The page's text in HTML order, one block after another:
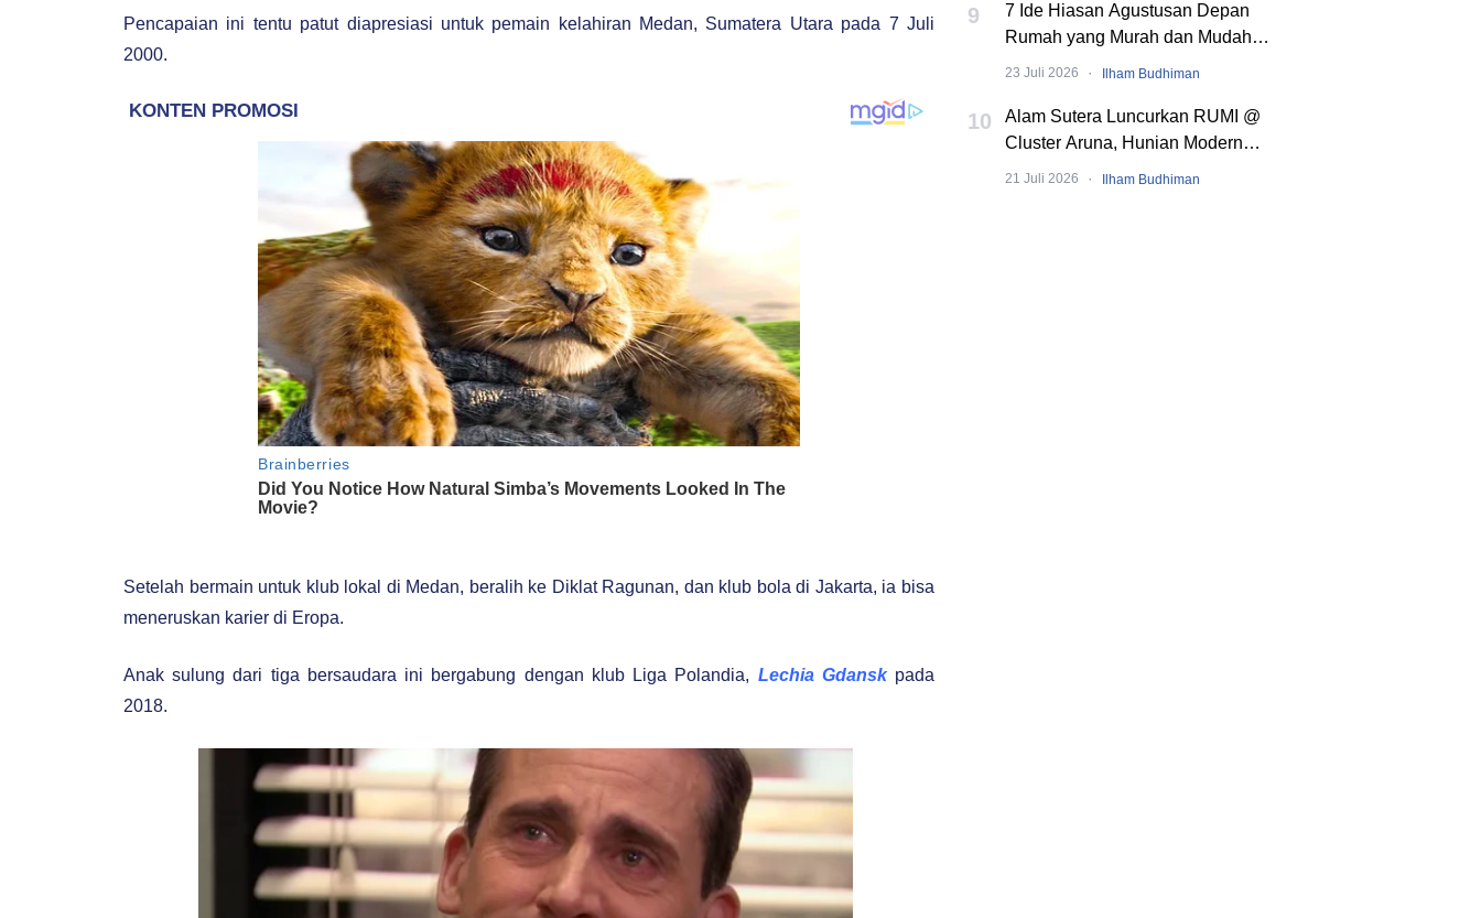
9
7 Ide Hiasan Agustusan Depan
Rumah yang Murah dan Mudah
Dibuat
23 Juli 2026 · Ilham Budhiman
10
Alam Sutera Luncurkan RUMI @
Cluster Aruna, Hunian Modern
Tropical 2 Lantai di Downtown Alam
21 Juli 2026 · Ilham Budhiman
Pencapaian ini tentu patut diapresiasi untuk pemain kelahiran Medan, Sumatera Utara pada 7 Juli
2000.
Setelah bermain untuk klub lokal di Medan, beralih ke Diklat Ragunan, dan klub bola di Jakarta, ia bisa
meneruskan karier di Eropa.
Anak sulung dari tiga bersaudara ini bergabung dengan klub Liga Polandia, Lechia Gdanskpada
2018.